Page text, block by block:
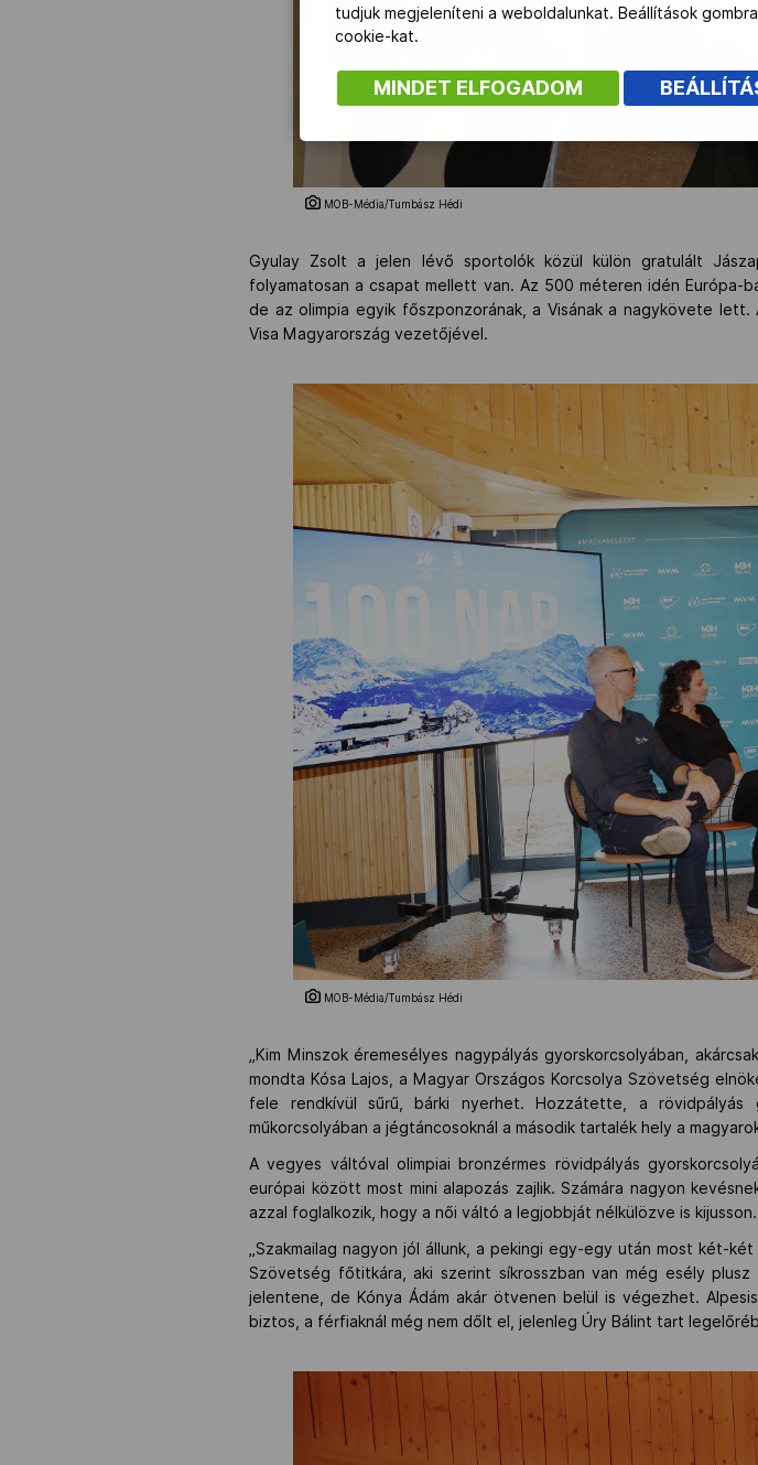
MOB-Média/Tumbász Hédi
Gyulay Zsolt a jelen lévő sportolók közül külön gratulált
folyamatosan a csapat mellett van. Az 500 méteren idén Európa-
de az olimpia egyik főszponzorának, a Visának a nagykövete
Visa Magyarország vezetőjével.
MOB-Média/Tumbász Hédi
„Kim Minszok éremesélyes nagypályás gyorskorcsolyában,
mondta Kósa Lajos, a Magyar Országos Korcsolya Szövetség
fele rendkívül sűrű, bárki nyerhet. Hozzátette, a rövidpályás
műkorcsolyában a jégtáncosoknál a második tartalék hely a
A vegyes váltóval olimpiai bronzérmes rövidpályás
európai között most mini alapozás zajlik. Számára nagyon
azzal foglalkozik, hogy a női váltó a legjobbját nélkülözve is kijusson.
„Szakmailag nagyon jól állunk, a pekingi egy-egy után most két-
Szövetség főtitkára, aki szerint síkrosszban van még esély
jelentene, de Kónya Ádám akár ötvenen belül is végezhet.
biztos, a férfiaknál még nem dőlt el, jelenleg Úry Bálint tart
tudjuk megjeleníteni a weboldalunkat. Beállítások
cookie-kat.
MINDET ELFOGADOM